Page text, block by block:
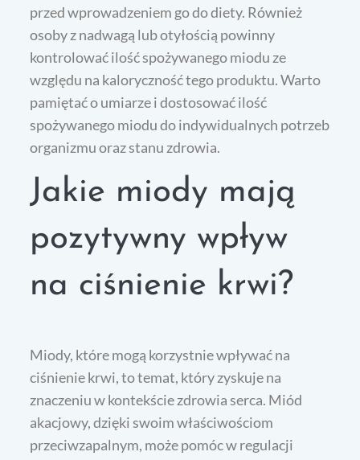
przed wprowadzeniem go do diety. Również
osoby z nadwagą lub otyłością powinny
kontrolować ilość spożywanego miodu ze
względu na kaloryczność tego produktu. Warto
pamiętać o umiarze i dostosować ilość
spożywanego miodu do indywidualnych potrzeb
organizmu oraz stanu zdrowia.
Jakie miody mają
pozytywny wpływ
na ciśnienie krwi?
Miody, które mogą korzystnie wpływać na
ciśnienie krwi, to temat, który zyskuje na
znaczeniu w kontekście zdrowia serca. Miód
akacjowy, dzięki swoim właściwościom
przeciwzapalnym, może pomóc w regulacji